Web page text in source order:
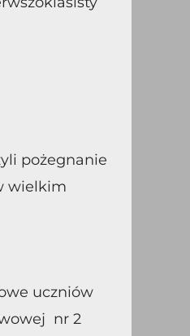
pożegnanie
wielkim
uczniów
nr 2